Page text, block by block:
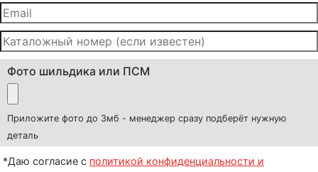
Фото шильдика или ПСМ
Приложите фото до 3мб - менеджер сразу подберёт нужную
деталь
*Даю согласие с политикой конфиденциальности и